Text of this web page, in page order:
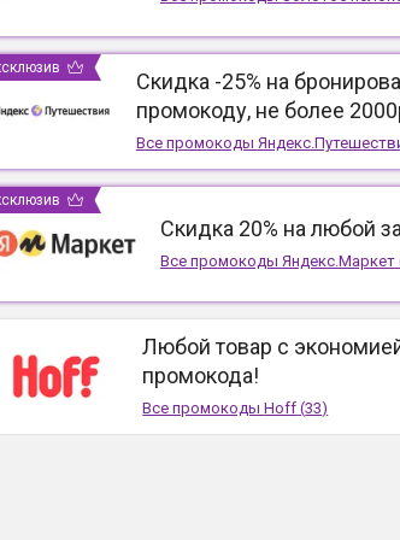
Скидка -25% на
промокоду, не более
Все промокоды
Скидка 20% на любой
Все промокоды Яндекс.Маркет
Любой товар с
промокода!
Все промокодыHoff (33)